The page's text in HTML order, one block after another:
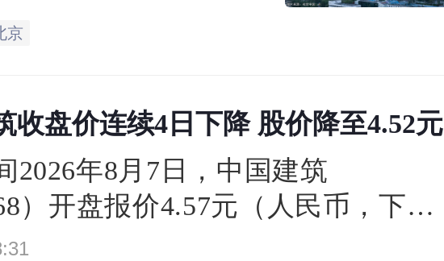
策措施。
京
收盘价连续4日下降 股价降至4.52元
2026年8月7日，中国建筑
）开盘报价4.57元（人民币，下
盘于4.52元，相比上一个交易日的